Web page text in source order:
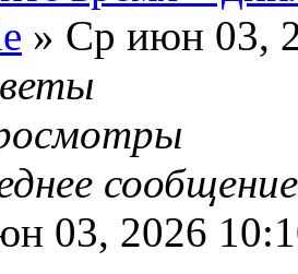
» Ср июн 03,
03, 2026